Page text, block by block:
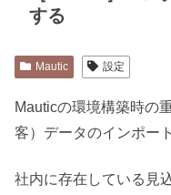
する
Mautic 設定
Mauticの環境構築時の
客）データのインポー
社内に存在している見